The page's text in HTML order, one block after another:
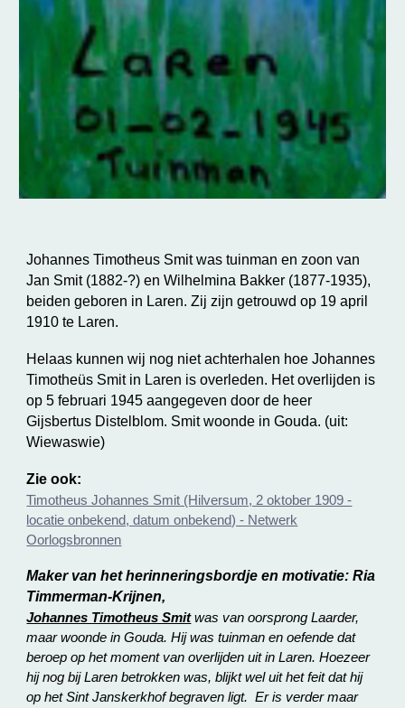
Johannes Timotheus Smit was tuinman en zoon van
Jan Smit (1882-?) en Wilhelmina Bakker (1877-1935),
beiden geboren in Laren. Zij zijn getrouwd op 19 april
1910 te Laren.
Helaas kunnen wij nog niet achterhalen hoe Johannes
Timotheüs Smit in Laren is overleden. Het overlijden is
op 5 februari 1945 aangegeven door de heer
Gijsbertus Distelblom. Smit woonde in Gouda. (uit:
Wiewaswie)
Zie ook:
Timotheus Johannes Smit (Hilversum, 2 oktober 1909 -
locatie onbekend, datum onbekend) - Netwerk
Oorlogsbronnen
Maker van het herinneringsbordje en motivatie:Ria
Timmerman-Krijnen,
Johannes Timotheus Smitwas van oorsprong Laarder,
maar woonde in Gouda. Hij was tuinman en oefende dat
beroep op het moment van overlijden uit in Laren. Hoezeer
hij nog bij Laren betrokken was, blijkt wel uit het feit dat hij
op het Sint Janskerkhof begraven ligt. Er is verder maar